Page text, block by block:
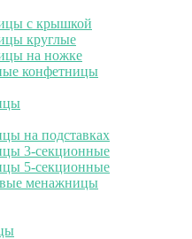
с крышкой
круглые
на ножке
конфетницы
на подставках
3-секционные
5-секционные
менажницы